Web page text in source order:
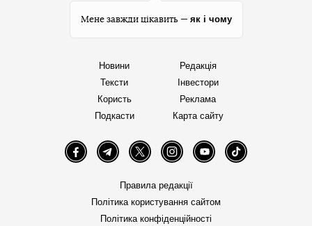
Мене завжди цікавить — як і чому
Новини
Тексти
Користь
Подкасти
Редакція
Інвестори
Реклама
Карта сайту
FacebookTelegramTwitter InstagramYouTube TikTok
Правила редакції
Політика користування сайтом
Політика конфіденційності